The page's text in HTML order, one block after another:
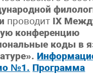
проводит IX
конференцию
коды в
№1. Программа